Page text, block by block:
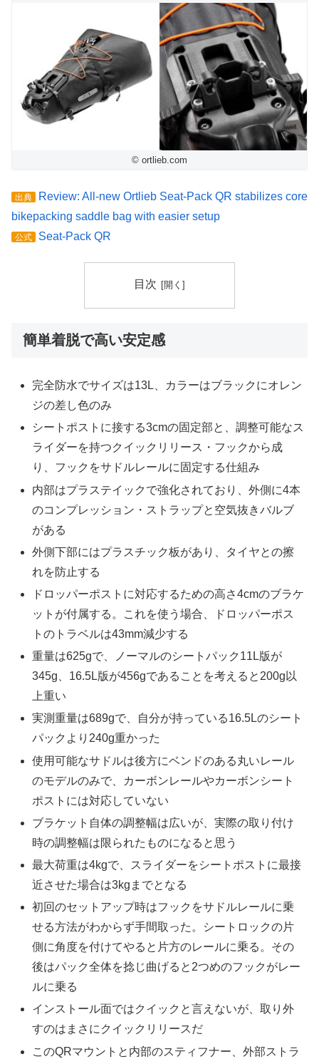
© ortlieb.com
出典
Review: All-new Ortlieb Seat-Pack QR stabilizes core
bikepacking saddle bag with easier setup
公式 Seat-Pack QR
目次
簡単着脱で高い安定感
完全防水でサイズは13L、カラーはブラックにオレン
ジの差し色のみ
シートポストに接する3cmの固定部と、調整可能なス
ライダーを持つクイックリリース・フックから成
り、フックをサドルレールに固定する仕組み
内部はプラステイックで強化されており、外側に4本
のコンプレッション・ストラップと空気抜きバルブ
がある
外側下部にはプラスチック板があり、タイヤとの擦
れを防止する
ドロッパーポストに対応するための高さ4cmのブラケ
ットが付属する。これを使う場合、ドロッパーポス
トのトラベルは43mm減少する
重量は625gで、ノーマルのシートパック11L版が
345g、16.5L版が456gであることを考えると200g以
上重い
実測重量は689gで、自分が持っている16.5Lのシート
パックより240g重かった
使用可能なサドルは後方にベンドのある丸いレール
のモデルのみで、カーボンレールやカーボンシート
ポストには対応していない
ブラケット自体の調整幅は広いが、実際の取り付け
時の調整幅は限られたものになると思う
最大荷重は4kgで、スライダーをシートポストに最接
近させた場合は3kgまでとなる
初回のセットアップ時はフックをサドルレールに乗
せる方法がわからず手間取った。シートロックの片
側に角度を付けてやると片方のレールに乗る。その
後はパック全体を捻じ曲げると2つめのフックがレー
ルに乗る
インストール面ではクイックと言えないが、取り外
すのはまさにクイックリリースだ
このQRマウントと内部のスティフナー、外部ストラ